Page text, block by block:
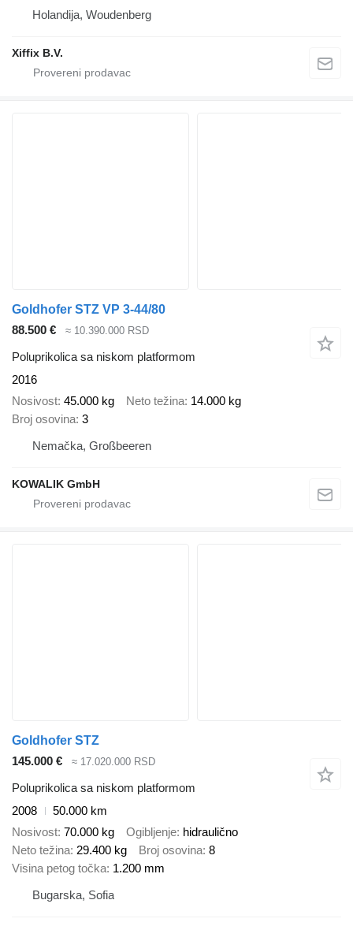
Holandija, Woudenberg
Xiffix B.V.
Goldhofer STZ VP 3-44/80
88.500 €
≈ 10.390.000 RSD
Poluprikolica sa niskom platformom
2016
Nosivost 45.000 kg Neto težina 14.000 kg
Broj osovina 3
Nemačka, Großbeeren
KOWALIK GmbH
Goldhofer STZ
145.000 €
≈ 17.020.000 RSD
Poluprikolica sa niskom platformom
2008
50.000 km
Nosivost 70.000 kg Ogibljenje hidraulično
Neto težina 29.400 kg Broj osovina 8
Visina petog točka 1.200 mm
Bugarska, Sofia